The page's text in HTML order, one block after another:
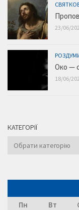
23/06/
Око —
18/06/
КАТЕГОРІЇ
Категорії
Пн
Вт